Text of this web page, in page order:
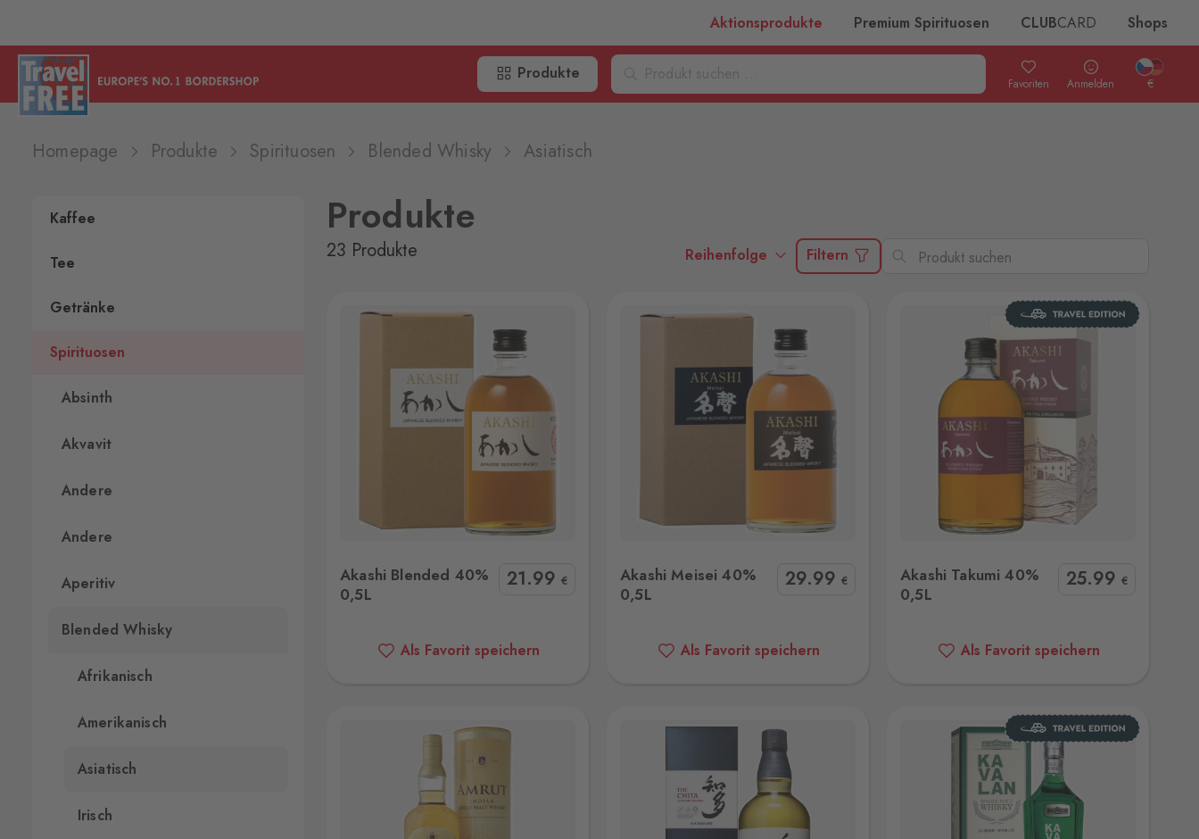
Aktionsprodukte Premium Spirituosen CLUBCARD Shops
Produkte
Favoriten Anmelden €
Homepage Produkte Spirituosen Blended Whisky Asiatisch
Kaffee
Tee
Getränke
Spirituosen
Absinth
Akvavit
Andere
Andere
Aperitiv
Blended Whisky
Afrikanisch
Amerikanisch
Asiatisch
Irisch
Produkte
23 Produkte Reihenfolge Filtern
Akashi Blended 40%
0,5L
21.99 €
Als Favorit speichern
Akashi Meisei 40%
0,5L
29.99 €
Als Favorit speichern
Akashi Takumi 40%
0,5L
25.99 €
Als Favorit speichern